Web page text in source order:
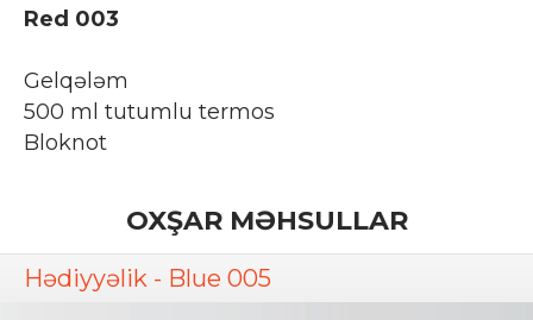
Red 003
Gelqələm
500 ml tutumlu termos
Bloknot
OXŞAR MƏHSULLAR
Hədiyyəlik - Blue 005